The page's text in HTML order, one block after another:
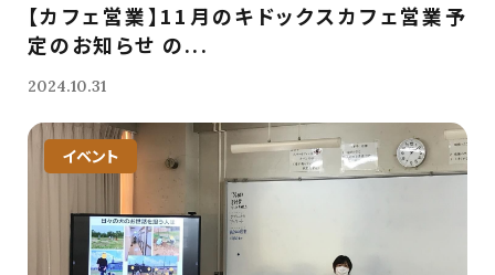
【カフェ営業】11月のキドックスカフェ営業予
定のお知らせ の...
2024.10.31
イベント